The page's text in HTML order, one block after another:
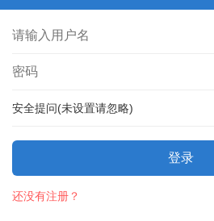
安全提问(未设置请忽略)
登录
还没有注册？